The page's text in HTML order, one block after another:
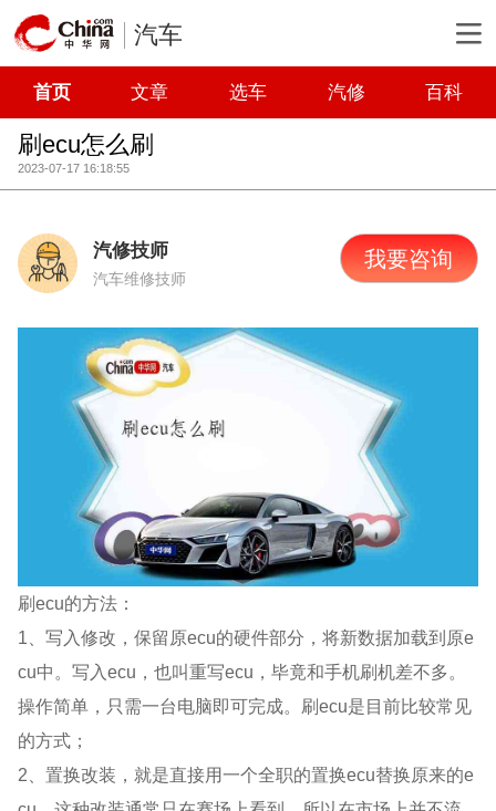
汽车
首页 文章 选车 汽修 百科
刷ecu怎么刷
2023-07-17 16:18:55
汽修技师
汽车维修技师
我要咨询
刷ecu的方法：
1、写入修改，保留原ecu的硬件部分，将新数据加载到原e
cu中。写入ecu，也叫重写ecu，毕竟和手机刷机差不多。
操作简单，只需一台电脑即可完成。刷ecu是目前比较常见
的方式；
2、置换改装，就是直接用一个全职的置换ecu替换原来的e